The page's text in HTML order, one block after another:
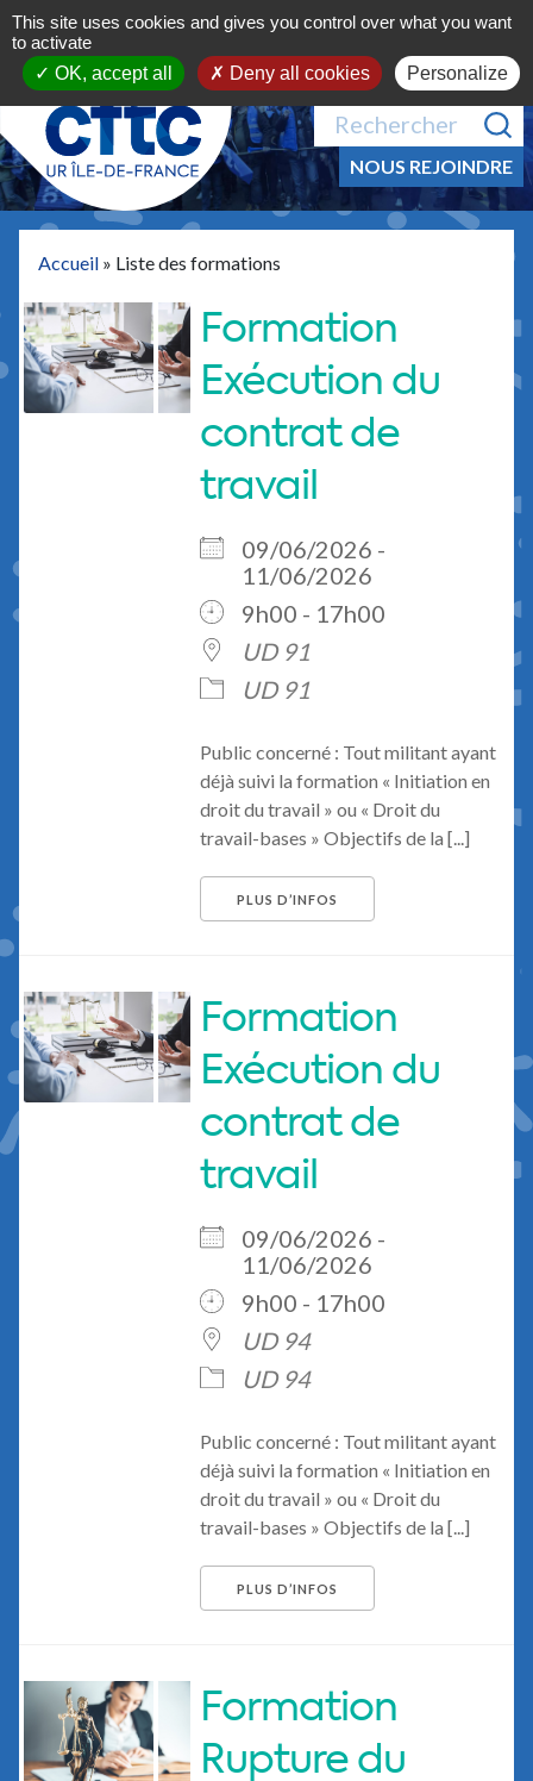
Aller au contenu
NOUS REJOINDRE
Accueil » Liste des formations
Formation
Exécution du
contrat de
travail
09/06/2026 -
11/06/2026
9h00 - 17h00
UD 91
UD 91
Public concerné : Tout militant ayant
déjà suivi la formation « Initiation en
droit du travail » ou « Droit du
travail-bases » Objectifs de la [...]
PLUS D’INFOS
Formation
Exécution du
contrat de
travail
09/06/2026 -
11/06/2026
9h00 - 17h00
UD 94
UD 94
Public concerné : Tout militant ayant
déjà suivi la formation « Initiation en
droit du travail » ou « Droit du
travail-bases » Objectifs de la [...]
PLUS D’INFOS
Formation
Rupture du
This site uses cookies and gives you control over what you want
to activate
OK, accept all
Deny all cookies Personalize